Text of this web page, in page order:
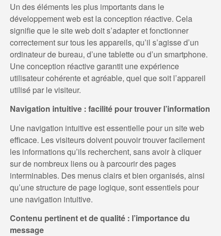
Un des éléments les plus importants dans le
développement web est la conception réactive. Cela
signifie que le site web doit s’adapter et fonctionner
correctement sur tous les appareils, qu’il s’agisse d’un
ordinateur de bureau, d’une tablette ou d’un smartphone.
Une conception réactive garantit une expérience
utilisateur cohérente et agréable, quel que soit l’appareil
utilisé par le visiteur.
Navigation intuitive : facilité pour trouver l’information
Une navigation intuitive est essentielle pour un site web
efficace. Les visiteurs doivent pouvoir trouver facilement
les informations qu’ils recherchent, sans avoir à cliquer
sur de nombreux liens ou à parcourir des pages
interminables. Des menus clairs et bien organisés, ainsi
qu’une structure de page logique, sont essentiels pour
une navigation intuitive.
Contenu pertinent et de qualité : l’importance du
message